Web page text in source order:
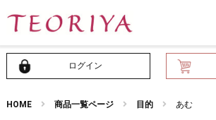
ログイン
HOME 商品一覧ページ 目的 あむ